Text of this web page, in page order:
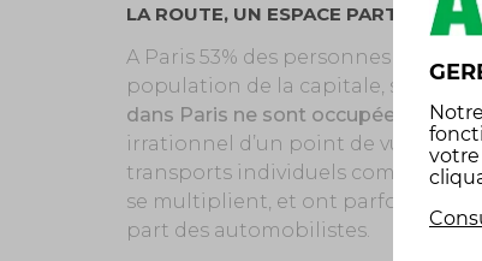
LA ROUTE, UN ESPACE PARTAGÉ OÙ
A Paris 53% des personnes ont
population de la capitale, surtout
dans Paris ne sont occupées que
irrationnel d’un point de vue
transports individuels comme les
se multiplient, et ont parfois une
part des automobilistes.
Notre
votre